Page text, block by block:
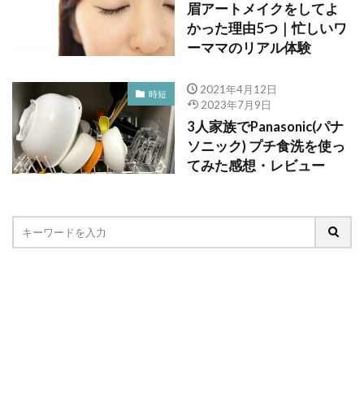
眉アートメイクをしてよ
かった理由5つ｜忙しいワ
ーママのリアル体験
時短
2021年4月12日
2023年7月9日
3人家族でPanasonic(パナ
ソニック) プチ食洗を使っ
てみた感想・レビュー